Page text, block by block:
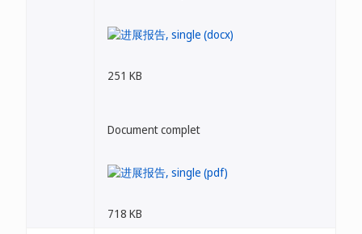
251 KB
Document complet
718 KB